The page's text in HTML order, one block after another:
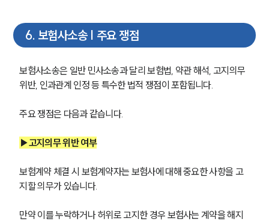
6. 보험사소송 | 주요 쟁점
보험사소송은 일반 민사소송과 달리 보험법, 약관 해석, 고지의무
위반, 인과관계 인정 등 특수한 법적 쟁점이 포함됩니다.
주요 쟁점은 다음과 같습니다.
▶고지의무 위반 여부
보험계약 체결 시 보험계약자는 보험사에 대해 중요한 사항을 고
지할 의무가 있습니다.
만약 이를 누락하거나 허위로 고지한 경우 보험사는 계약을 해지